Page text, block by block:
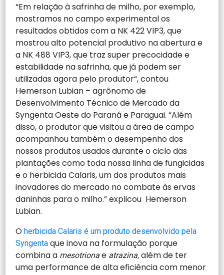
“Em relação à safrinha de milho, por exemplo,
mostramos no campo experimental os
resultados obtidos com a NK 422 VIP3, que
mostrou alto potencial produtivo na abertura e
a NK 488 VIP3, que traz super precocidade e
estabilidade na safrinha, que já podem ser
utilizadas agora pelo produtor“, contou
Hemerson Lubian – agrônomo de
Desenvolvimento Técnico de Mercado da
Syngenta Oeste do Paraná e Paraguai. “Além
disso, o produtor que visitou a área de campo
acompanhou também o desempenho dos
nossos produtos usados durante o ciclo das
plantações como toda nossa linha de fungicidas
e o herbicida Calaris, um dos produtos mais
inovadores do mercado no combate às ervas
daninhas para o milho.” explicou Hemerson
Lubian.
Oherbicida Calaris é um produto desenvolvido pela
Syngenta que inova na formulação porque
combina a mesotriona e atrazina,além de ter
uma performance de alta eficiência com menor